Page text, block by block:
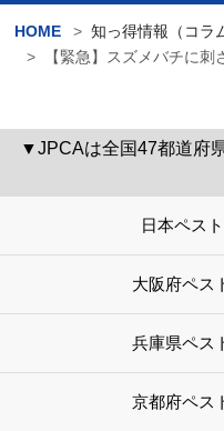
HOME 知っ得情報（コラ
【緊急】スズメバチに刺
▼JPCAは全国47都道府
日本ペス
大阪府ペス
兵庫県ペス
京都府ペス